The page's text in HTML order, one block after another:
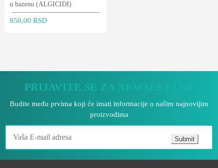
u bazenu (ALGICIDI)
850,00 RSD
PRIJAVITE SE ZA NEWSLETTER
Budite među prvima koji će imati informacije o našim najnovijim
proizvodima
Submit